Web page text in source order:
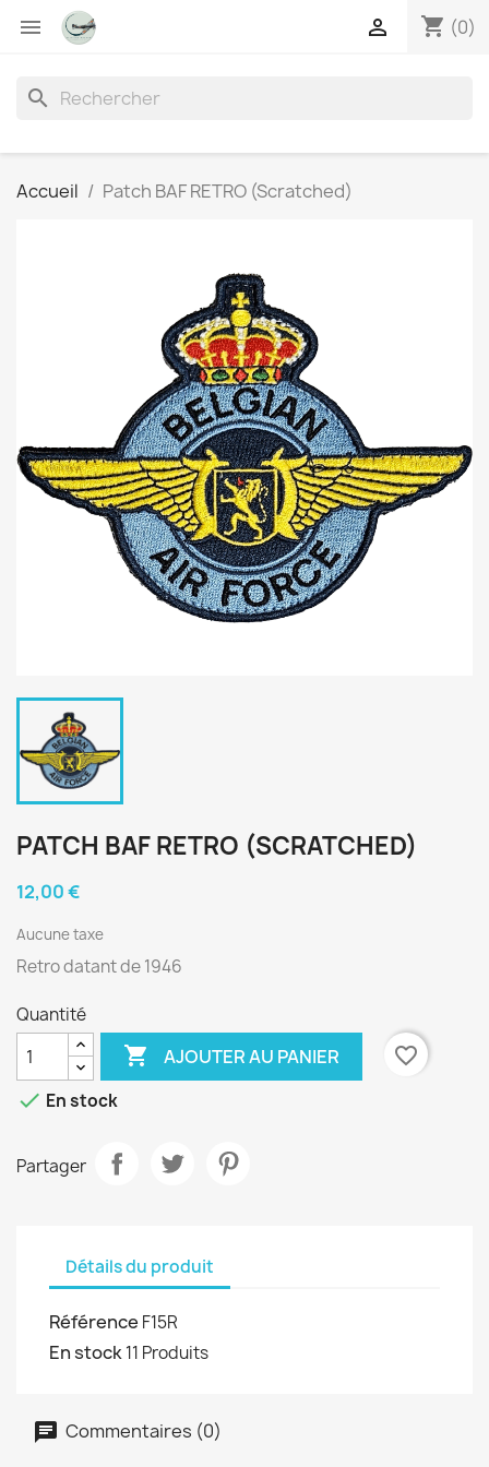
 shopping_cart (0)

search
Accueil Patch BAF RETRO (Scratched)
PATCH BAF RETRO (SCRATCHED)
12,00 €
Aucune taxe
Retro datant de 1946
Quantité
 AJOUTER AU PANIER
favorite_border
 En stock
Partager
Détails du produit
Référence F15R
En stock11 Produits
Commentaires (0)